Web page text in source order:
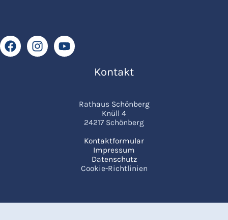
Kontakt
Rathaus Schönberg
Knüll 4
24217 Schönberg
Kontaktformular
Impressum
Datenschutz
Cookie-Richtlinien